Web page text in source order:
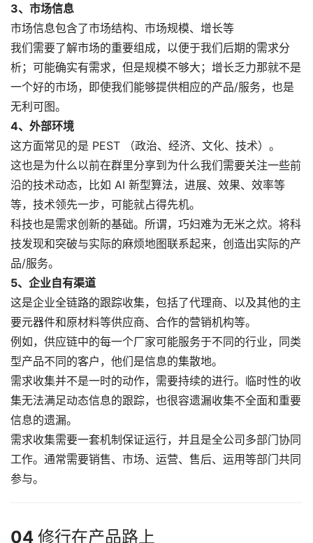
3、市场信息
市场信息包含了市场结构、市场规模、增长等
我们需要了解市场的重要组成，以便于我们后期的需求分
析；可能确实有需求，但是规模不够大；增长乏力那就不是
一个好的市场，即使我们能够提供相应的产品/服务，也是
无利可图。
4、外部环境
这方面常见的是 PEST （政治、经济、文化、技术）。
这也是为什么以前在群里分享到为什么我们需要关注一些前
沿的技术动态，比如 AI 新型算法，进展、效果、效率等
等，技术领先一步，可能就占得先机。
科技也是需求创新的基础。所谓，巧妇难为无米之炊。将科
技发现和突破与实际的麻烦地图联系起来，创造出实际的产
品/服务。
5、企业自有渠道
这是企业全链路的跟踪收集，包括了代理商、以及其他的主
要元器件和原材料等供应商、合作的营销机构等。
例如，供应链中的每一个厂家可能服务于不同的行业，同类
型产品不同的客户，他们是信息的集散地。
需求收集并不是一时的动作，需要持续的进行。临时性的收
集无法满足动态信息的跟踪，也很容遗漏收集不全面和重要
信息的遗漏。
需求收集需要一套机制保证运行，并且是全公司多部门协同
工作。通常需要销售、市场、运营、售后、运用等部门共同
参与。
04 修行在产品路上